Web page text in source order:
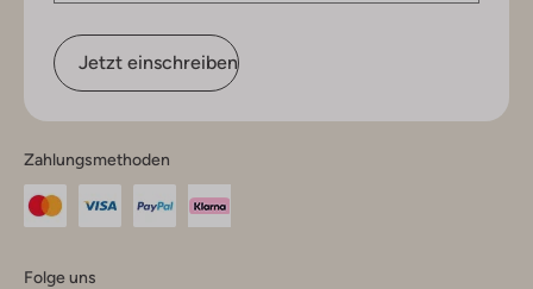
Jetzt einschreiben
Zahlungsmethoden
Folge uns